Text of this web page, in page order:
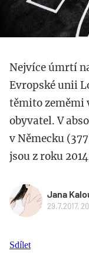
Nejvíce úmrtí
Evropské unii
těmito zeměmi
obyvatel. V
v Německu
jsou z roku
Jana
29.7.2017,
Sdílet